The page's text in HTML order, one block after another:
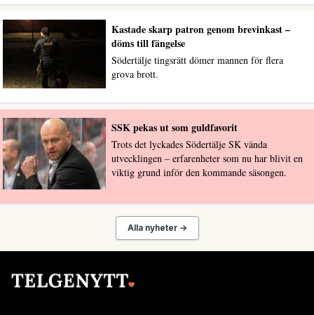
Kastade skarp patron genom brevinkast –
döms till fängelse
Södertälje tingsrätt dömer mannen för flera
grova brott.
SSK pekas ut som guldfavorit
Trots det lyckades Södertälje SK vända
utvecklingen – erfarenheter som nu har blivit en
viktig grund inför den kommande säsongen.
Alla nyheter →